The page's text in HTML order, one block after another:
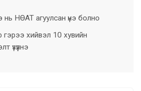
нь НӨАТ агуулсан үнэ болно
хийвэл 10 хувийн
үзүүлнэ